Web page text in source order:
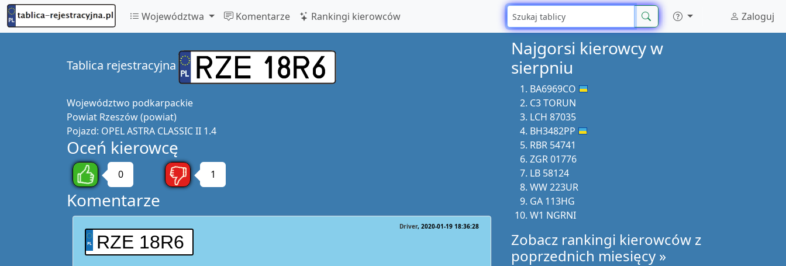
Województwa Komentarze Rankingi kierowców Zaloguj
Tablica rejestracyjna
Województwo podkarpackie
Powiat Rzeszów (powiat)
Pojazd: OPEL ASTRA CLASSIC II 1.4
Oceń kierowcę
0 1
Komentarze
RZE 18R6
Driver 2020-01-19 18:36:28
Najgorsi kierowcy w
sierpniu
BA6969CO
C3 TORUN
LCH 87035
BH3482PP
RBR 54741
ZGR 01776
LB 58124
WW 223UR
GA 113HG
W1 NGRNI
Zobacz rankingi kierowców z
poprzednich miesięcy »